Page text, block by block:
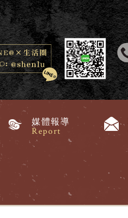
媒體報導
Report